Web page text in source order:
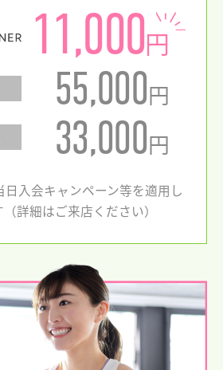
11,000円
55,000円
33,000円
入会キャンペーン等を適用し
詳細はご来店ください）